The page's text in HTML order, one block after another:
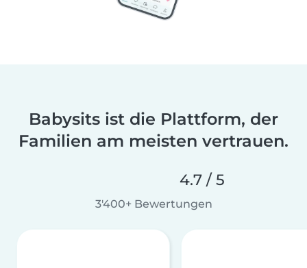
Babysits ist die Plattform, der
Familien am meisten vertrauen.
4.7 / 5
3'400+ Bewertungen